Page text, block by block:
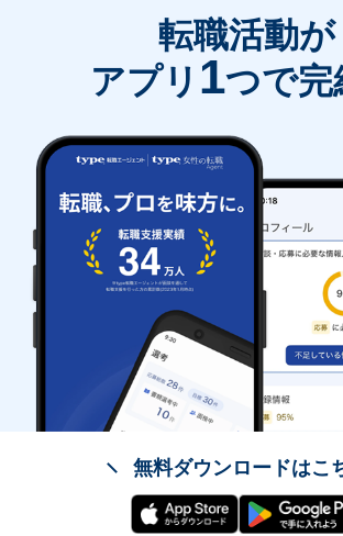
転職活動が
アプリ 1つで完
無料ダウンロードはこ